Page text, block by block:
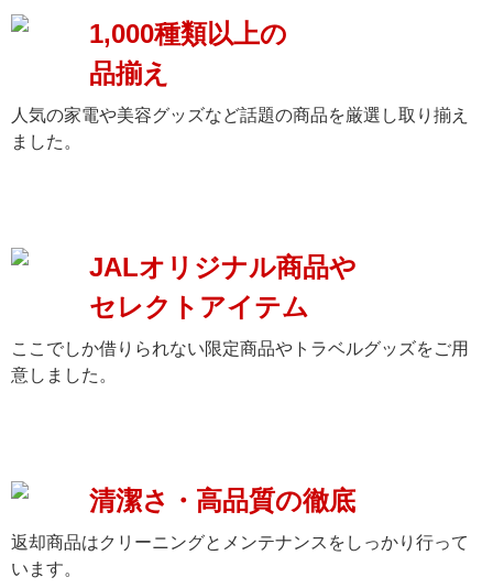
1,000種類以上の
品揃え
人気の家電や美容グッズなど話題の商品を厳選し取り揃え
ました。
JALオリジナル商品や
セレクトアイテム
ここでしか借りられない限定商品やトラベルグッズをご用
意しました。
清潔さ・高品質の徹底
返却商品はクリーニングとメンテナンスをしっかり行って
います。